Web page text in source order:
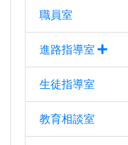
図書館
部活動・生徒会
事務室
各種たより